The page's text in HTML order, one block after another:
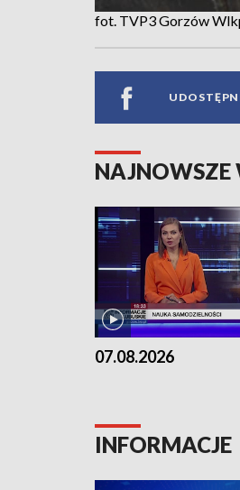
fot. TVP3 Gorzów
07.08.2026
INFORMACJE